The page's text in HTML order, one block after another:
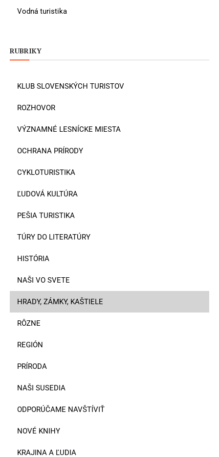
Vodná turistika
RUBRIKY
KLUB SLOVENSKÝCH TURISTOV
ROZHOVOR
VÝZNAMNÉ LESNÍCKE MIESTA
OCHRANA PRÍRODY
CYKLOTURISTIKA
ĽUDOVÁ KULTÚRA
PEŠIA TURISTIKA
TÚRY DO LITERATÚRY
HISTÓRIA
NAŠI VO SVETE
HRADY, ZÁMKY, KAŠTIELE
RÔZNE
REGIÓN
PRÍRODA
NAŠI SUSEDIA
ODPORÚČAME NAVŠTÍVIŤ
NOVÉ KNIHY
KRAJINA A ĽUDIA